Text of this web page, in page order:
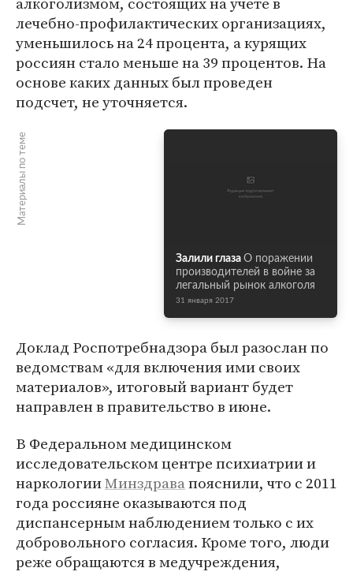
лечебно-профилактических организациях,
уменьшилось на 24 процента, а курящих
россиян стало меньше на 39 процентов. На
основе каких данных был проведен
подсчет, не уточняется.
Материалы по теме
Залили глаза О поражении
производителей в войне за
легальный рынок алкоголя
31 января 2017
Доклад Роспотребнадзора был разослан по
ведомствам «для включения ими своих
материалов», итоговый вариант будет
направлен в правительство в июне.
В Федеральном медицинском
исследовательском центре психиатрии и
наркологииМинздравапояснили, что с 2011
года россияне оказываются под
диспансерным наблюдением только с их
добровольного согласия. Кроме того, люди
реже обращаются в медучреждения,